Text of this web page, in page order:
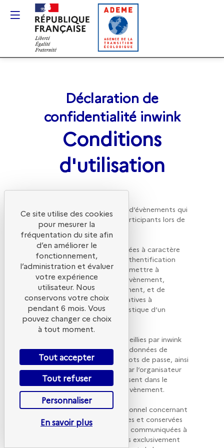
Déclaration de
confidentialité inwink
Conditions
d'utilisation
inwink
est un outil de gestion d’évènements qui
gère l’authentification des participants lors de
leur inscription à l’évènement.
La collecte de certaines données à caractère
personnel par le système d’authentification
inwink est nécessaire pour permettre à
l’utilisateur de s’inscrire à un évènement,
d’accéder au site d’un évènement, et de
consulter les informations relatives à
l’organisation pratique et logistique d’un
évènement.
Les données personnelles recueillies par inwink
sont le nom, le prénom et les données de
contact, les identifiants et mots de passe, ainsi
que tous les champs choisis par l’organisateur
d’évènements et qui apparaissent dans le
formulaire d’inscription à un évènement.
Ces données à caractère personnel concernant
l’utilisateur sont confidentielles et conservées
par inwink. Elles pourront être communiquées à
ses partenaires et prestataires exclusivement
Gestion des cookies
Ce site utilise des cookies
pour mesurer la
fréquentation du site afin
d’en améliorer le
fonctionnement,
l’administration et évaluer
votre expérience
utilisateur. Nous
conservons votre choix
pendant 6 mois. Vous
pouvez changer ce choix
à tout moment.
Tout accepter
Tout refuser
Personnaliser
En savoir plus